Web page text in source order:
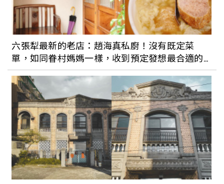
六張犁最新的老店：趙海真私廚！沒有既定菜
單，如同眷村媽媽一樣，收到預定發想最合適的
眷村菜